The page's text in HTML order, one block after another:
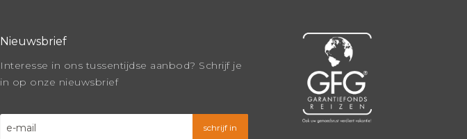
Nieuwsbrief
Interesse in ons tussentijdse aanbod? Schrijf je
in op onze nieuwsbrief
schrijf in